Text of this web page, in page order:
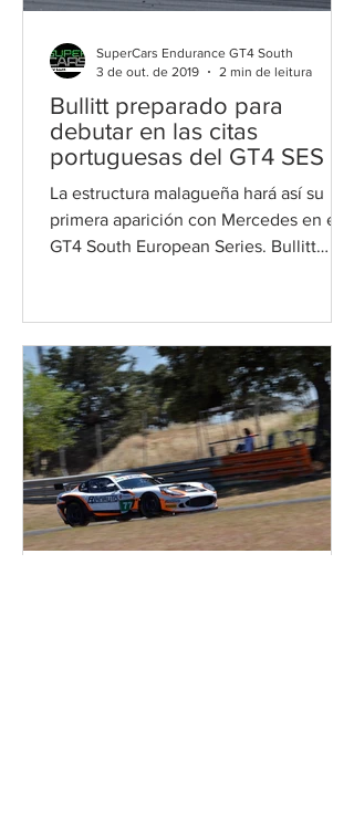
Bullitt preparado para
debutar en las citas
portuguesas del GT4 SES
La estructura malagueña hará así su
primera aparición con Mercedes en el
GT4 South European Series. Bullitt
SuperCars Endurance GT4 South
3 de out. de 2019
2 min de leitura